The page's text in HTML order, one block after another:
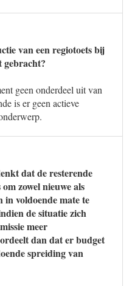
van een regiotoets bij
gebracht?
geen onderdeel uit van
is er geen actieve
dat de resterende
zowel nieuwe als
voldoende mate te
de situatie zich
meer
dan dat er budget
spreiding van